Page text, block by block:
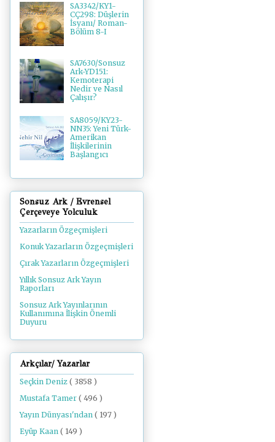
SA3342/KY1-
CÇ298: Düşlerin
İsyanı/ Roman-
Bölüm 8-I
SA7630/Sonsuz
Ark-YD151:
Kemoterapi
Nedir ve Nasıl
Çalışır?
SA8059/KY23-
NN35: Yeni Türk-
Amerikan
İlişkilerinin
Başlangıcı
Sonsuz Ark / Evrensel
Çerçeveye Yolculuk
Yazarların Özgeçmişleri
Konuk Yazarların Özgeçmişleri
Çırak Yazarların Özgeçmişleri
Yıllık Sonsuz Ark Yayın
Raporları
Sonsuz Ark Yayınlarının
Kullanımına İlişkin Önemli
Duyuru
Arkçılar/ Yazarlar
Seçkin Deniz ( 3858 )
Mustafa Tamer ( 496 )
Yayın Dünyası'ndan ( 197 )
Eyüp Kaan ( 149 )